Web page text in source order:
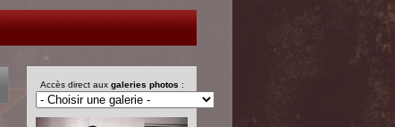
Accès direct aux galeries photos :